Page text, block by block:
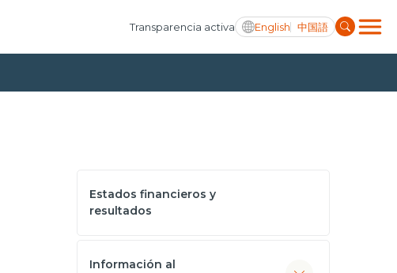
Transparencia activa English 中国語
Estados financieros y
resultados
Información al